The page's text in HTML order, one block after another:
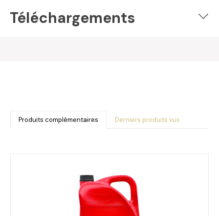
Téléchargements
Produits complémentaires Derniers produits vus